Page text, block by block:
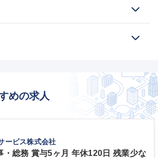
めの求人
ービス株式会社
・総務 賞与5ヶ月 年休120日 残業少な